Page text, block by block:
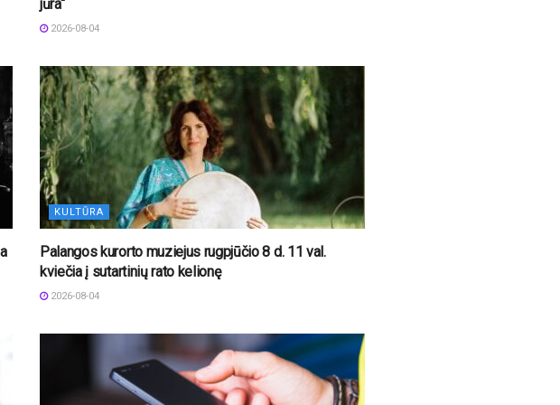
jūra“
2026-08-04
KULTŪRA
Palangos kurorto muziejus rugpjūčio 8 d. 11 val.
kviečia į sutartinių rato kelionę
2026-08-04